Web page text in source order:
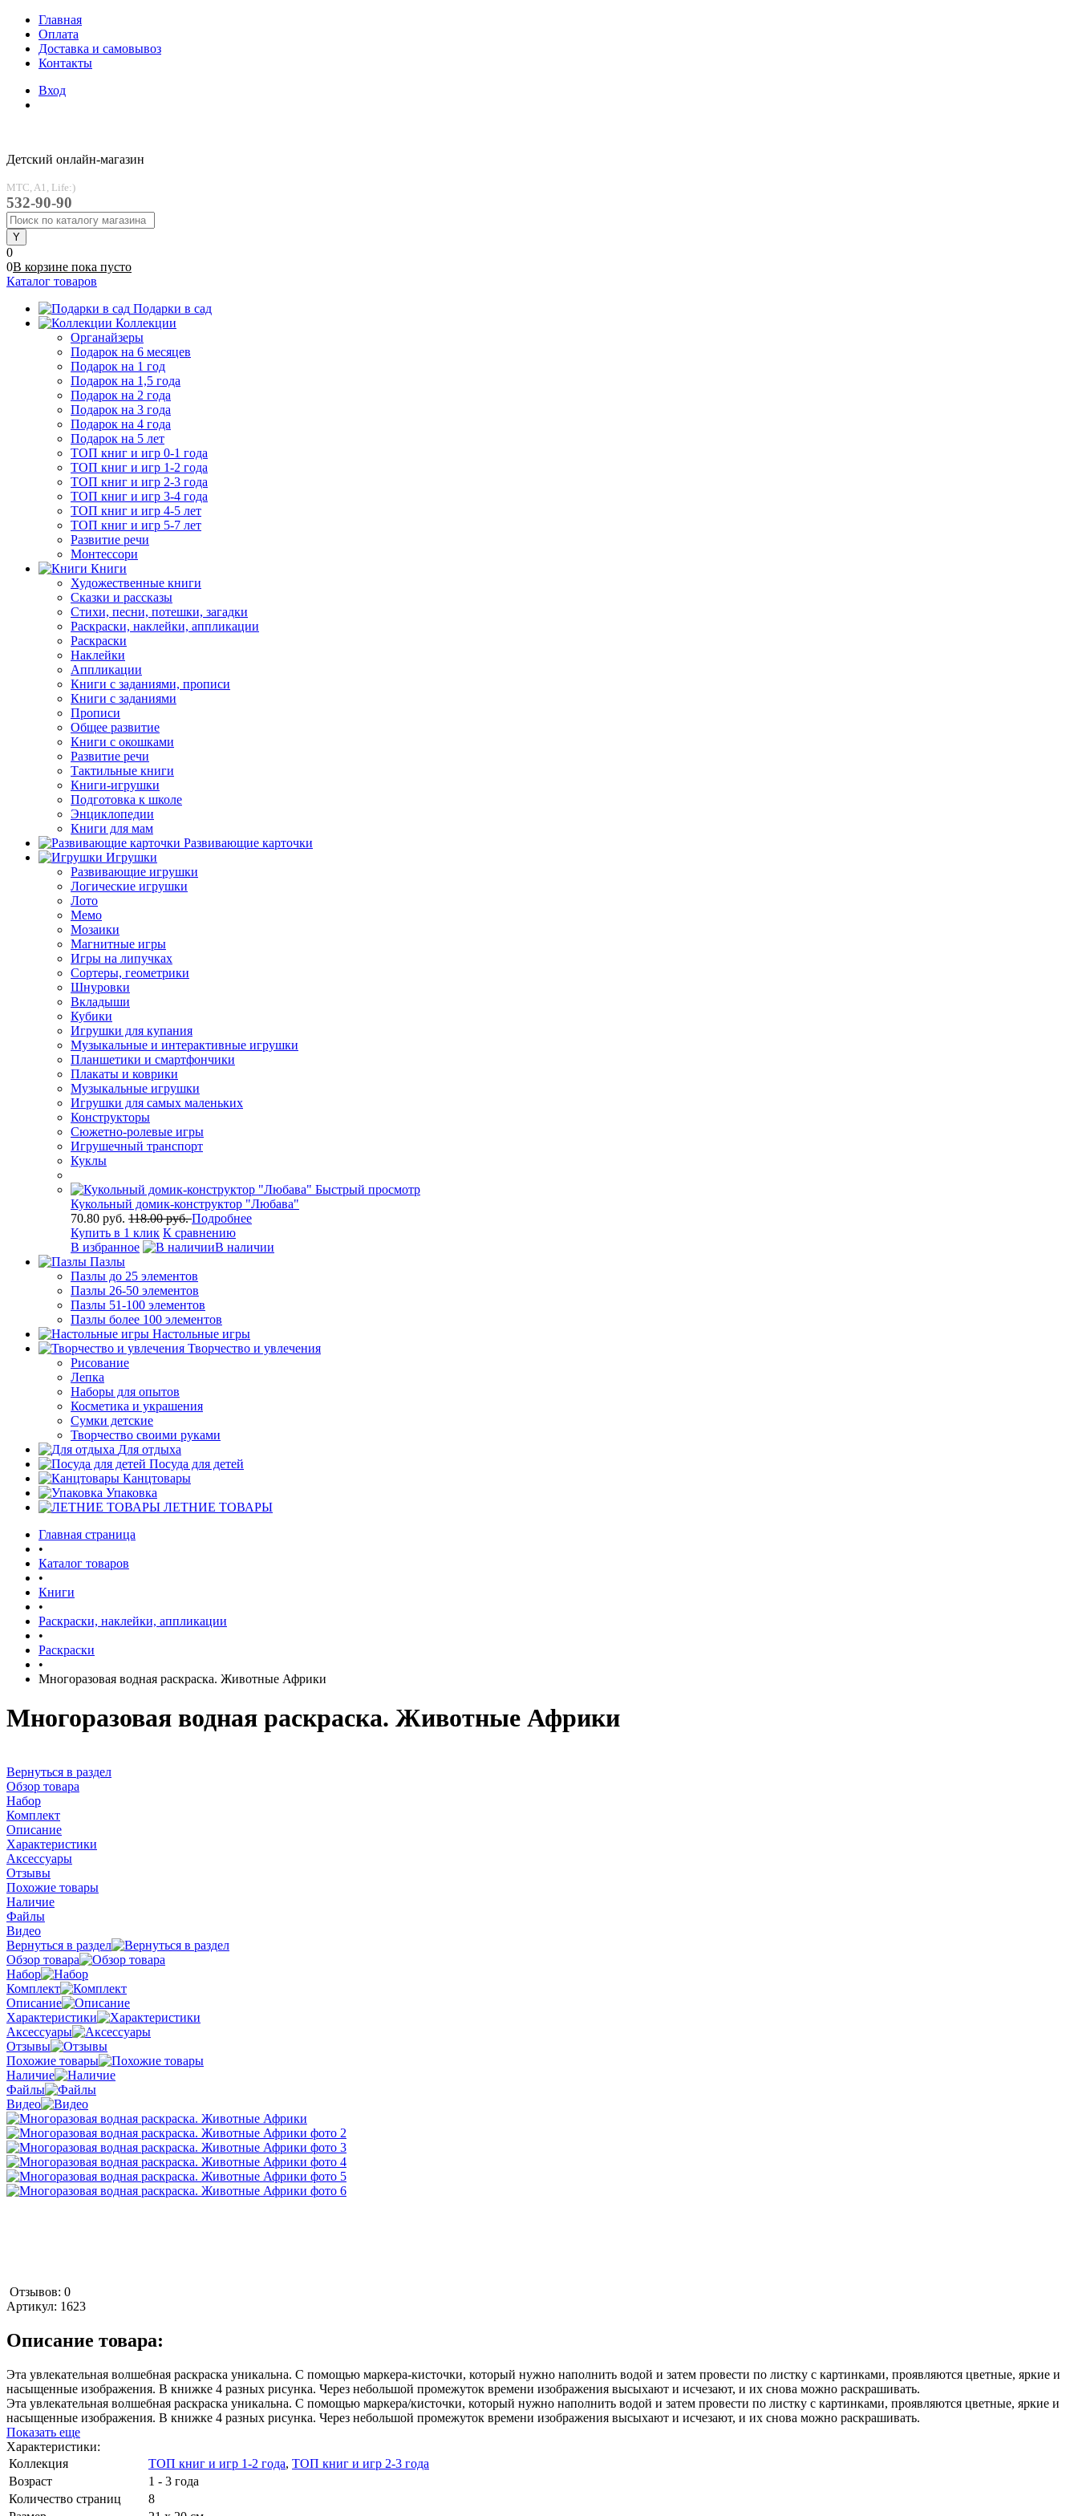
Главная
Оплата
Доставка и самовывоз
Контакты
Вход
Детский онлайн-магазин
MTC, A1, Life:)
532-90-90
0
0В корзине пока пусто
Каталог товаров
Подарки в сад
Коллекции
Органайзеры
Подарок на 6 месяцев
Подарок на 1 год
Подарок на 1,5 года
Подарок на 2 года
Подарок на 3 года
Подарок на 4 года
Подарок на 5 лет
ТОП книг и игр 0-1 года
ТОП книг и игр 1-2 года
ТОП книг и игр 2-3 года
ТОП книг и игр 3-4 года
ТОП книг и игр 4-5 лет
ТОП книг и игр 5-7 лет
Развитие речи
Монтессори
Книги
Художественные книги
Сказки и рассказы
Стихи, песни, потешки, загадки
Раскраски, наклейки, аппликации
Раскраски
Наклейки
Аппликации
Книги с заданиями, прописи
Книги с заданиями
Прописи
Общее развитие
Книги с окошками
Развитие речи
Тактильные книги
Книги-игрушки
Подготовка к школе
Энциклопедии
Книги для мам
Развивающие карточки
Игрушки
Развивающие игрушки
Логические игрушки
Лото
Мемо
Мозаики
Магнитные игры
Игры на липучках
Сортеры, геометрики
Шнуровки
Вкладыши
Кубики
Игрушки для купания
Музыкальные и интерактивные игрушки
Планшетики и смартфончики
Плакаты и коврики
Музыкальные игрушки
Игрушки для самых маленьких
Конструкторы
Сюжетно-ролевые игры
Игрушечный транспорт
Куклы
Быстрый просмотр
Кукольный домик-конструктор "Любава"
70.80 руб. 118.00 руб.Подробнее
Купить в 1 клик К сравнению
В избранное
В наличии
Пазлы
Пазлы до 25 элементов
Пазлы 26-50 элементов
Пазлы 51-100 элементов
Пазлы более 100 элементов
Настольные игры
Творчество и увлечения
Рисование
Лепка
Наборы для опытов
Косметика и украшения
Сумки детские
Творчество своими руками
Для отдыха
Посуда для детей
Канцтовары
Упаковка
ЛЕТНИЕ ТОВАРЫ
Главная страница
•
Каталог товаров
•
Книги
•
Раскраски, наклейки, аппликации
•
Раскраски
•
Многоразовая водная раскраска. Животные Африки
Многоразовая водная раскраска. Животные Африки
Вернуться в раздел
Обзор товара
Набор
Комплект
Описание
Характеристики
Аксессуары
Отзывы
Похожие товары
Наличие
Файлы
Видео
Вернуться в раздел
Обзор товара
Набор
Комплект
Описание
Характеристики
Аксессуары
Отзывы
Похожие товары
Наличие
Файлы
Видео
Отзывов: 0
Артикул: 1623
Описание товара:
Эта увлекательная волшебная раскраска уникальна. С помощью маркера-кисточки, который нужно наполнить водой и затем провести по листку с картинками, проявляются цветные, яркие и
насыщенные изображения. В книжке 4 разных рисунка. Через небольшой промежуток времени изображения высыхают и исчезают, и их снова можно раскрашивать.
Эта увлекательная волшебная раскраска уникальна. С помощью маркера/кисточки, который нужно наполнить водой и затем провести по листку с картинками, проявляются цветные, яркие и
насыщенные изображения. В книжке 4 разных рисунка. Через небольшой промежуток времени изображения высыхают и исчезают, и их снова можно раскрашивать.
Показать еще
Характеристики:
Коллекция
ТОП книг и игр 1-2 года, ТОП книг и игр 2-3 года
Возраст
1 - 3 года
Количество страниц
8